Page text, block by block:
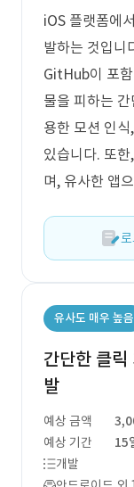
iOS 플랫폼에
발하는 것입니
GitHub이 포
물을 피하는
용한 모션 인식
있습니다. 또
며, 유사한 앱
유사도 매우 높음
간단한 클
발
예상 금액
예상 기간
15
개발